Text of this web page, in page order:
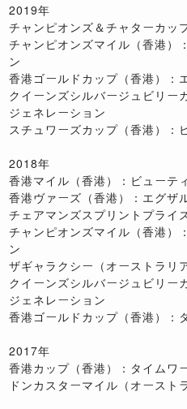
2019年
チャンピオンズ＆チャターカッ
チャンピオンズマイル（香港）
ン
香港ゴールドカップ（香港）：
クイーンズシルバージュビリー
ジェネレーション
スチュワーズカップ（香港）：
2018年
香港マイル（香港）：ビューテ
香港ヴァーズ（香港）：エグザ
チェアマンズスプリントプライ
チャンピオンズマイル（香港）
ン
ザギャラクシー（オーストラリ
クイーンズシルバージュビリー
ジェネレーション
香港ゴールドカップ（香港）：
2017年
香港カップ（香港）：タイムワ
ドンカスターマイル（オースト